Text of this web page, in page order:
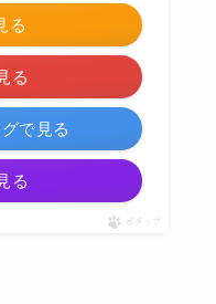
る
る
で見る
る
ポチップ